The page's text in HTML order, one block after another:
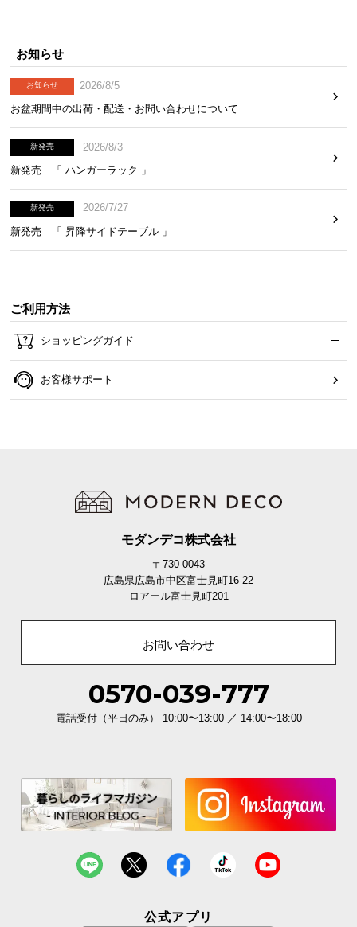
お知らせ
お知らせ
2026/8/5
お盆期間中の出荷・配送・お問い合わせについて
新発売
2026/8/3
新発売 「 ハンガーラック 」
新発売
2026/7/27
新発売 「 昇降サイドテーブル 」
ご利用方法
ショッピングガイド
お客様サポート
モダンデコ株式会社
〒730-0043
広島県広島市中区富士見町16-22
ロアール富士見町201
お問い合わせ
0570-039-777
電話受付（平日のみ） 10:00〜13:00 ／ 14:00〜18:00
公式アプリ